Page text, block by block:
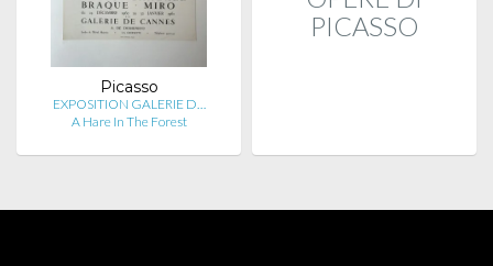
Picasso
EXPOSITION GALERIE D…
A Hare In The Forest
PICASSO